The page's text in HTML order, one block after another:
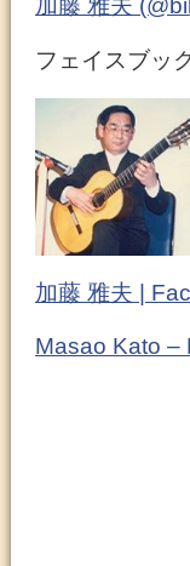
加藤 雅夫
フェイスブッ
加藤 雅夫 |
Masao Kato –